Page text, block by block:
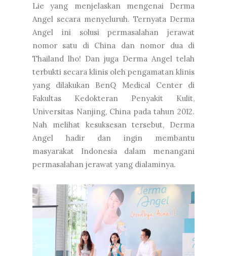
Lie yang menjelaskan mengenai Derma
Angel secara menyeluruh. Ternyata Derma
Angel ini solusi permasalahan jerawat
nomor satu di China dan nomor dua di
Thailand lho! Dan juga Derma Angel telah
terbukti secara klinis oleh pengamatan klinis
yang dilakukan BenQ Medical Center di
Fakultas Kedokteran Penyakit Kulit,
Universitas Nanjing, China pada tahun 2012.
Nah melihat kesuksesan tersebut, Derma
Angel hadir dan ingin membantu
masyarakat Indonesia dalam menangani
permasalahan jerawat yang dialaminya.